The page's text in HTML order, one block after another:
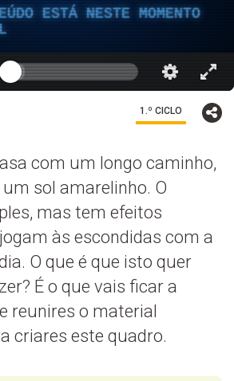
ESTÁ NESTE MOMENTO
1.º CICLO
com um longo caminho,
sol amarelinho. O
mas tem efeitos
às escondidas com a
O que é que isto quer
É o que vais ficar a
reunires o material
criares este quadro.